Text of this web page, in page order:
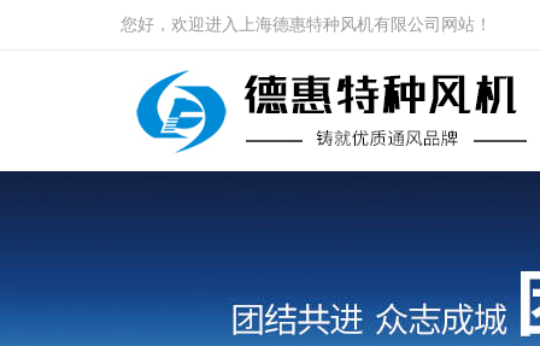
您好，欢迎进入上海德惠特种风机有限公司网站！